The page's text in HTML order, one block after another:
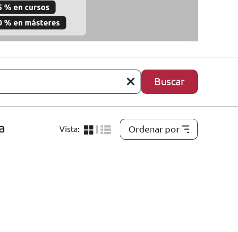
Buscar
Vista: Ordenar por